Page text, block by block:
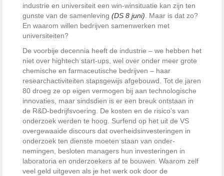
industrie en universiteit een win-winsituatie kan zijn ten
gunste van de samenleving (DS 8 juni) . Maar is dat zo?
En waarom willen bedrijven ­samenwerken met
universiteiten?
De voorbije decennia heeft de ­industrie – we hebben het
niet over hightech start-ups, wel over onder meer grote
chemische en farmaceutische bedrijven – haar
research­activiteiten stapsgewijs afgebouwd. Tot de jaren
80 droeg ze op eigen vermogen bij aan technologische
innovaties, maar sindsdien is er een breuk ontstaan in
de R&D-bedrijfsvoering. De kosten en de risico’s van
onderzoek werden te hoog. Surfend op het uit de VS
overgewaaide discours dat overheidsinvesteringen in
onderzoek ten dienste moeten staan van onder­
nemingen, besloten managers hun investeringen in
laboratoria en ­onderzoekers af te bouwen. Waarom zelf
veel geld uitgeven als je het werk ook door de